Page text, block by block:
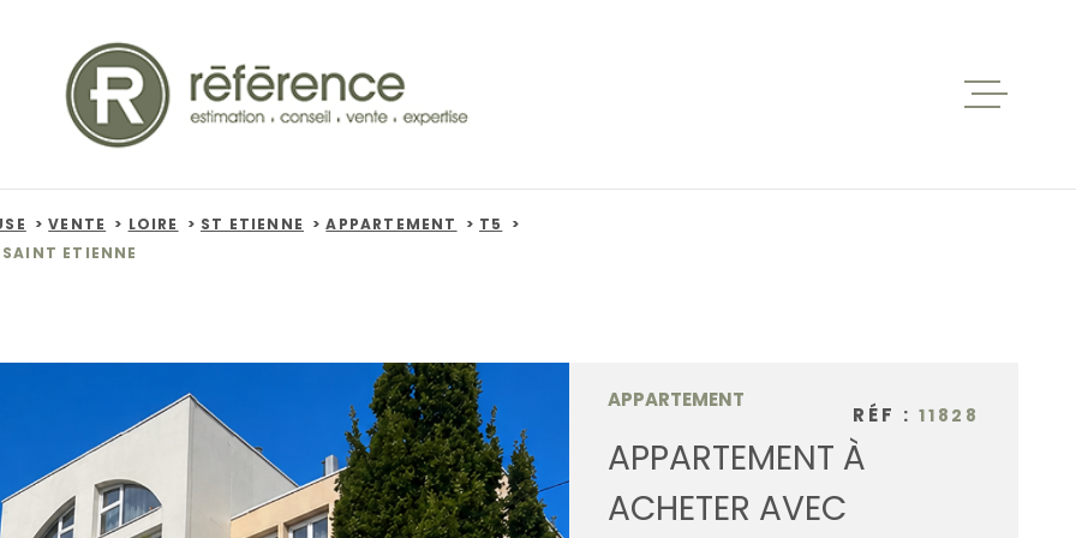
VENTE LOIRE ST ETIENNE APPARTEMENT
T5
ETIENNE
RÉF : 11828
APPARTEMENT
APPARTEMENT À
ACHETER AVEC